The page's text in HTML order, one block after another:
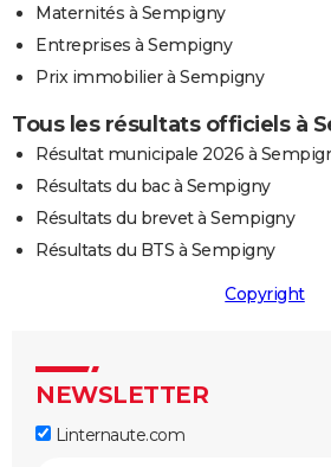
Maternités à Sempigny
Entreprises à Sempigny
Prix immobilier à Sempigny
Tous les résultats officiels à
Résultat municipale 2026 à
Résultats du bac à Sempigny
Résultats du brevet à Sempigny
Résultats du BTS à Sempigny
Copyright
NEWSLETTER
Linternaute.com